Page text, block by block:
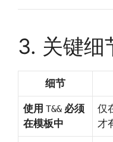
3. 关键细
细节
使用 T&& 必须
在模板中
仅
才